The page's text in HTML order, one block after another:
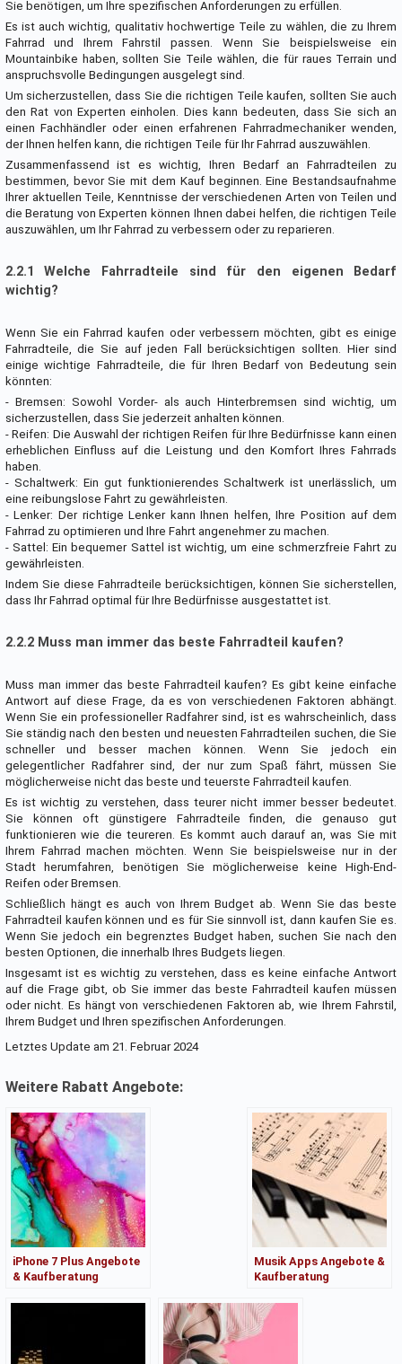
Sie benötigen, um Ihre spezifischen Anforderungen zu erfüllen.
Es ist auch wichtig, qualitativ hochwertige Teile zu wählen, die zu Ihrem
Fahrrad und Ihrem Fahrstil passen. Wenn Sie beispielsweise ein
Mountainbike haben, sollten Sie Teile wählen, die für raues Terrain und
anspruchsvolle Bedingungen ausgelegt sind.
Um sicherzustellen, dass Sie die richtigen Teile kaufen, sollten Sie auch
den Rat von Experten einholen. Dies kann bedeuten, dass Sie sich an
einen Fachhändler oder einen erfahrenen Fahrradmechaniker wenden,
der Ihnen helfen kann, die richtigen Teile für Ihr Fahrrad auszuwählen.
Zusammenfassend ist es wichtig, Ihren Bedarf an Fahrradteilen zu
bestimmen, bevor Sie mit dem Kauf beginnen. Eine Bestandsaufnahme
Ihrer aktuellen Teile, Kenntnisse der verschiedenen Arten von Teilen und
die Beratung von Experten können Ihnen dabei helfen, die richtigen Teile
auszuwählen, um Ihr Fahrrad zu verbessern oder zu reparieren.
2.2.1 Welche Fahrradteile sind für den eigenen Bedarf
wichtig?
Wenn Sie ein Fahrrad kaufen oder verbessern möchten, gibt es einige
Fahrradteile, die Sie auf jeden Fall berücksichtigen sollten. Hier sind
einige wichtige Fahrradteile, die für Ihren Bedarf von Bedeutung sein
könnten:
- Bremsen: Sowohl Vorder- als auch Hinterbremsen sind wichtig, um
sicherzustellen, dass Sie jederzeit anhalten können.
- Reifen: Die Auswahl der richtigen Reifen für Ihre Bedürfnisse kann einen
erheblichen Einfluss auf die Leistung und den Komfort Ihres Fahrrads
haben.
- Schaltwerk: Ein gut funktionierendes Schaltwerk ist unerlässlich, um
eine reibungslose Fahrt zu gewährleisten.
- Lenker: Der richtige Lenker kann Ihnen helfen, Ihre Position auf dem
Fahrrad zu optimieren und Ihre Fahrt angenehmer zu machen.
- Sattel: Ein bequemer Sattel ist wichtig, um eine schmerzfreie Fahrt zu
gewährleisten.
Indem Sie diese Fahrradteile berücksichtigen, können Sie sicherstellen,
dass Ihr Fahrrad optimal für Ihre Bedürfnisse ausgestattet ist.
2.2.2 Muss man immer das beste Fahrradteil kaufen?
Muss man immer das beste Fahrradteil kaufen? Es gibt keine einfache
Antwort auf diese Frage, da es von verschiedenen Faktoren abhängt.
Wenn Sie ein professioneller Radfahrer sind, ist es wahrscheinlich, dass
Sie ständig nach den besten und neuesten Fahrradteilen suchen, die Sie
schneller und besser machen können. Wenn Sie jedoch ein
gelegentlicher Radfahrer sind, der nur zum Spaß fährt, müssen Sie
möglicherweise nicht das beste und teuerste Fahrradteil kaufen.
Es ist wichtig zu verstehen, dass teurer nicht immer besser bedeutet.
Sie können oft günstigere Fahrradteile finden, die genauso gut
funktionieren wie die teureren. Es kommt auch darauf an, was Sie mit
Ihrem Fahrrad machen möchten. Wenn Sie beispielsweise nur in der
Stadt herumfahren, benötigen Sie möglicherweise keine High-End-
Reifen oder Bremsen.
Schließlich hängt es auch von Ihrem Budget ab. Wenn Sie das beste
Fahrradteil kaufen können und es für Sie sinnvoll ist, dann kaufen Sie es.
Wenn Sie jedoch ein begrenztes Budget haben, suchen Sie nach den
besten Optionen, die innerhalb Ihres Budgets liegen.
Insgesamt ist es wichtig zu verstehen, dass es keine einfache Antwort
auf die Frage gibt, ob Sie immer das beste Fahrradteil kaufen müssen
oder nicht. Es hängt von verschiedenen Faktoren ab, wie Ihrem Fahrstil,
Ihrem Budget und Ihren spezifischen Anforderungen.
Letztes Update am 21. Februar 2024
Weitere Rabatt Angebote:
iPhone 7 Plus Angebote
& Kaufberatung
Musik Apps Angebote &
Kaufberatung